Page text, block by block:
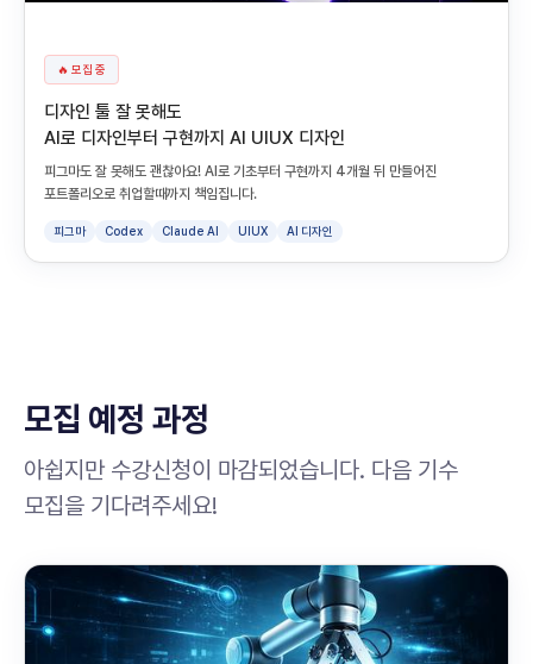
🔥 모집 중
디자인 툴 잘 못해도
AI로 디자인부터 구현까지 AI UIUX 디자인
피그마도 잘 못해도 괜찮아요! AI로 기초부터 구현까지 4개월 뒤 만들어진
포트폴리오로 취업할때까지 책임집니다.
피그마 Codex Claude AI UIUX AI 디자인
모집 예정 과정
아쉽지만 수강신청이 마감되었습니다. 다음 기수
모집을 기다려주세요!